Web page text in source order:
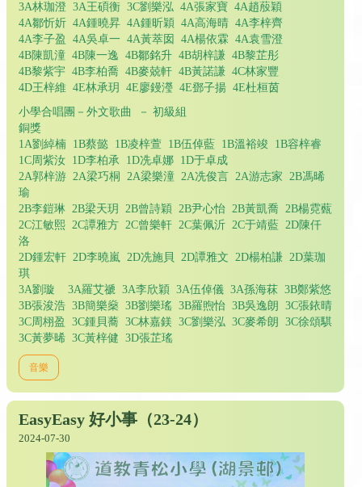
3A林珈澄 3A王碩衡 3C劉樂泓 4A張家寶 4A趙蒑穎
4A鄒忻妡 4A鍾曉昇 4A鍾昕穎 4A高海晴 4A李梓齊
4A李子盈 4A吳卓一 4A黃萃囡 4A楊依霖 4A袁雪澄
4B陳凱潼 4B陳一逸 4B鄒銘升 4B胡梓謙 4B黎芷彤
4B黎紫宇 4B李柏喬 4B麥兢軒 4B黃諾謙 4C林家豐
4D王梓維 4E林承玥 4E廖鏝瀅 4E鄧子揚 4E杜桓茵
小學合唱團－外文歌曲 － 初級組
銅獎
1A劉綽楠 1B蔡懿 1B凌梓萱 1B伍倬藍 1B溫裕竣 1B容梓睿
1C周紫汝 1D李柏承 1D冼卓娜 1D于卓成
2A郭梓游 2A梁巧桐 2A梁樂潼 2A冼俊言 2A游志家 2B馮晞
瑜
2B李鎧琳 2B梁天玥 2B曾詩穎 2B尹心怡 2B黃凱喬 2B楊霓薽
2C江敏熙 2C譚雅方 2C曾樂軒 2C葉佩沂 2C于靖藍 2D陳仟
洛
2D鍾宏軒 2D李曉嵐 2D冼施貝 2D譚雅文 2D楊柏謙 2D葉珈
琪
3A劉璇 3A羅艾禠 3A李欣穎 3A伍倬儀 3A孫海菻 3B鄭紫悠
3B張浚浩 3B簡樂燊 3B劉樂瑤 3B羅煦怡 3B吳逸朗 3C張銥晴
3C周栩盈 3C鍾貝蕎 3C林嘉鎂 3C劉樂泓 3C麥希朗 3C徐頌騏
3C黃夢晞 3C黃梓健 3D張芷瑤
音樂
EasyEasy 好小事（23-24）
2024-07-30